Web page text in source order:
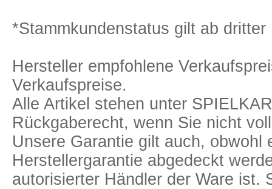
*Stammkundenstatus gilt ab dritter
Hersteller empfohlene
Verkaufspreise.
Alle Artikel stehen unter
Rückgaberecht, wenn Sie nicht
Unsere Garantie gilt auch, obwohl
Herstellergarantie abgedeckt
autorisierter Händler der Ware ist.